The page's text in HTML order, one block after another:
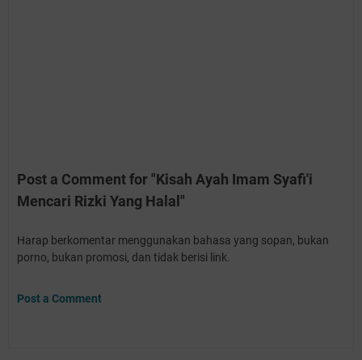
Post a Comment for "Kisah Ayah Imam Syafi'i
Mencari Rizki Yang Halal"
Harap berkomentar menggunakan bahasa yang sopan, bukan
porno, bukan promosi, dan tidak berisi link.
Post a Comment